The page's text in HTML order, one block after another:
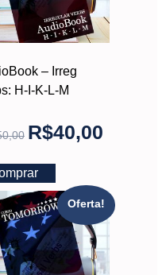
– Irreg
H-I-K-L-M
R$40,00
Oferta!